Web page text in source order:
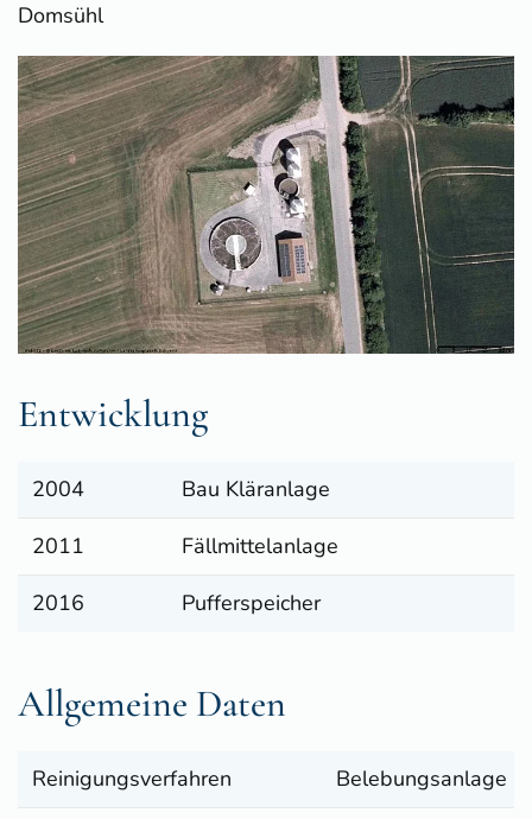
Domsühl
Entwicklung
2004
Bau Kläranlage
2011
Fällmittelanlage
2016
Pufferspeicher
Allgemeine Daten
Reinigungsverfahren
Belebungsanlage